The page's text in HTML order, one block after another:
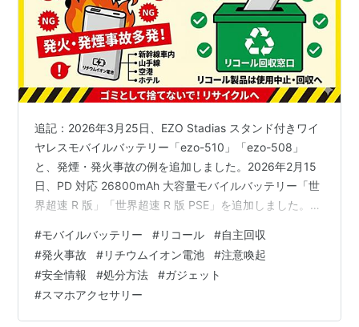
追記：2026年3月25日、EZO Stadias スタンド付きワイ
ヤレスモバイルバッテリー「ezo-510」「ezo-508」
と、発煙・発火事故の例を追加しました。2026年2月15
日、PD 対応 26800mAh 大容量モバイルバッテリー「世
界超速 R 版」「世界超速 R 版 PSE」を追加しました。
10000「A1263」、住本製作所 モバイルバッテリー
「YZLCC100P-10RD」を追加しました。2025年9月24
日、Xiaomi 33W Power Bank 20000mAh（Integrated
Cable）を追加しました。…
#モバイルバッテリー #リコール #自主回収
#発火事故 #リチウムイオン電池 #注意喚起
#安全情報 #処分方法 #ガジェット
#スマホアクセサリー